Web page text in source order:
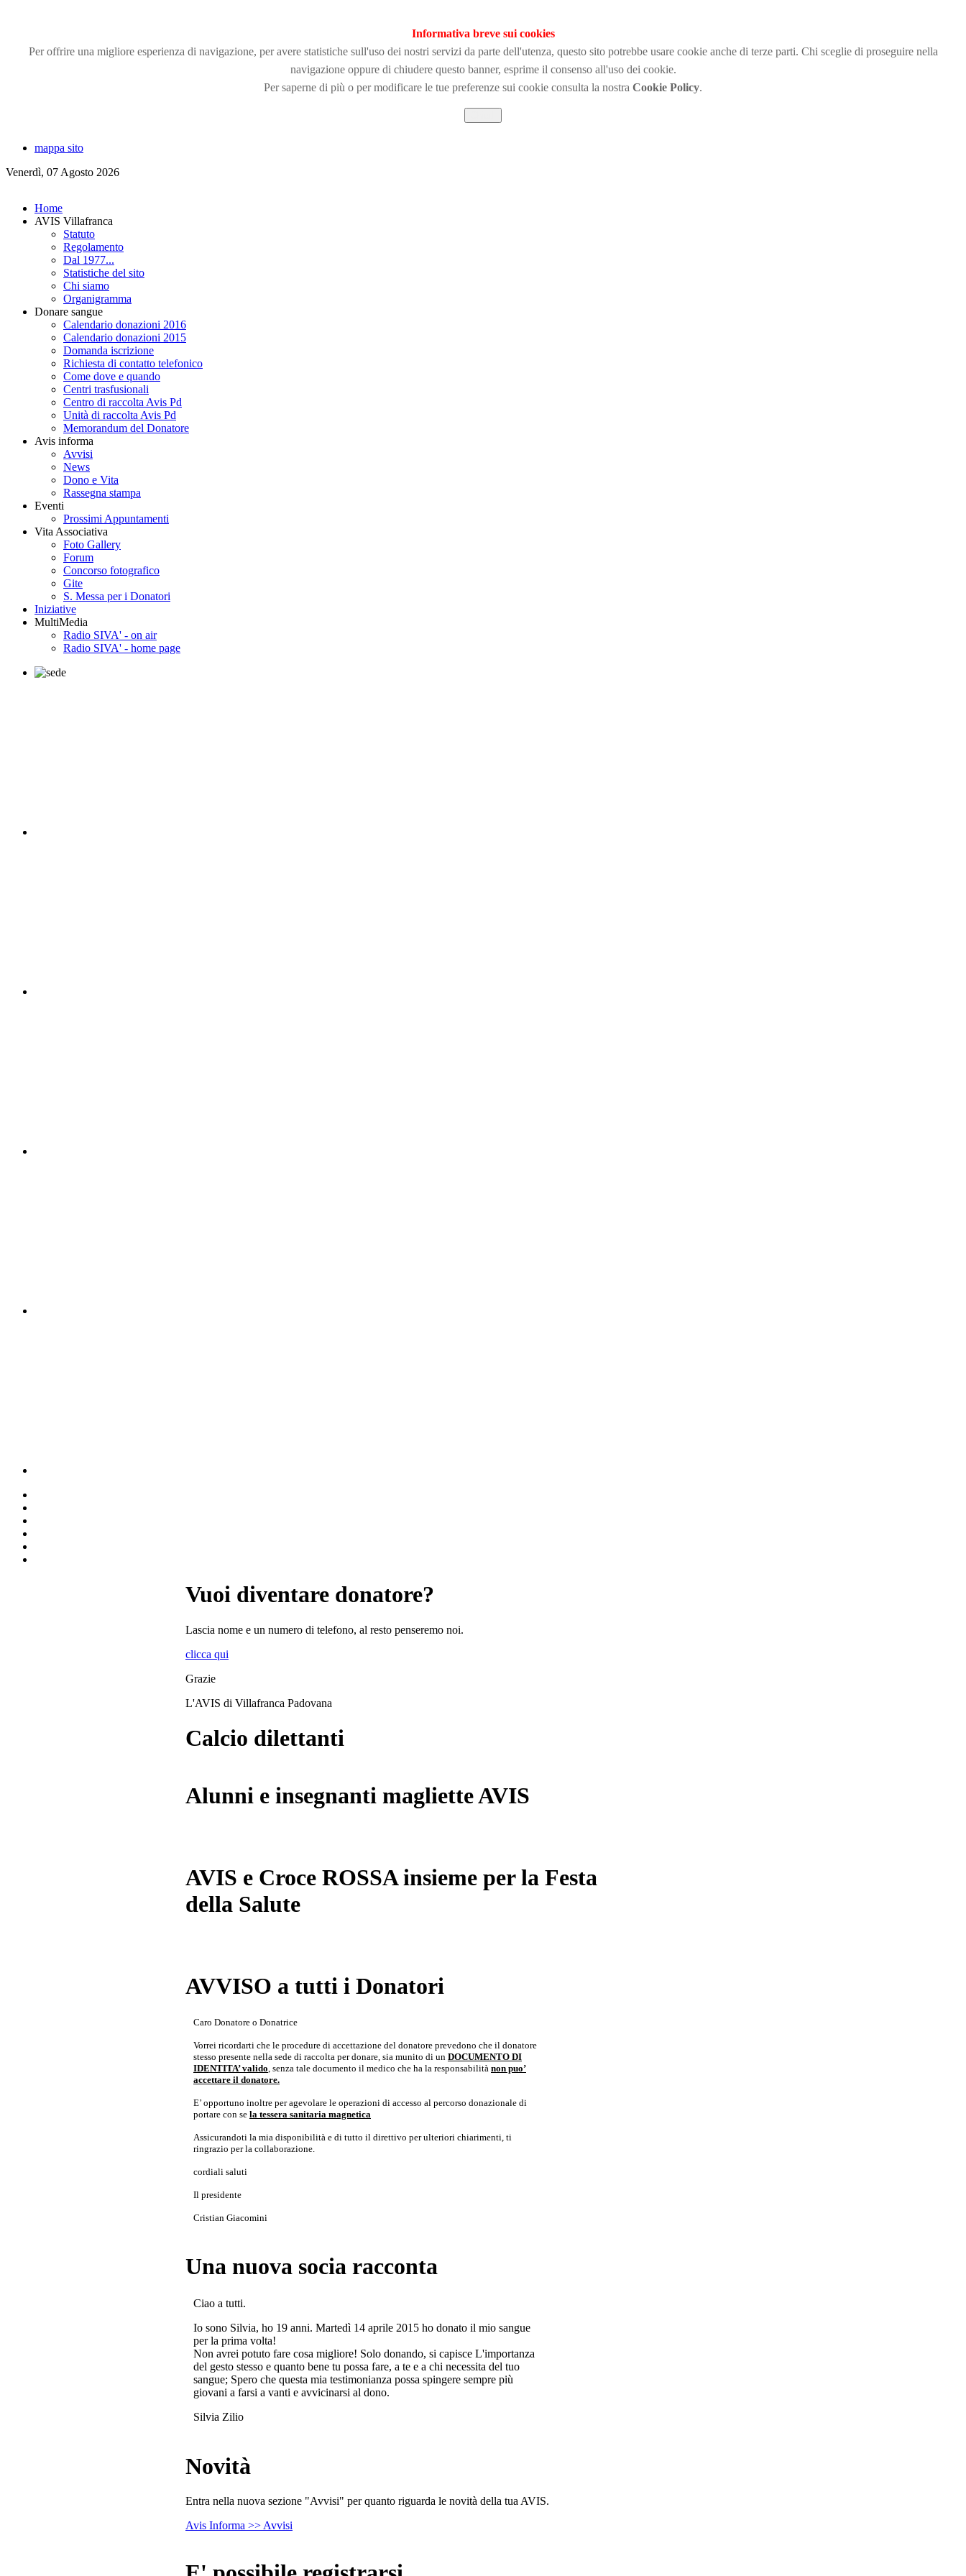
Informativa breve sui cookies
Per offrire una migliore esperienza di navigazione, per avere statistiche sull'uso dei nostri servizi da parte dell'utenza, questo sito potrebbe usare cookie anche di terze parti. Chi sceglie di proseguire nella
navigazione oppure di chiudere questo banner, esprime il consenso all'uso dei cookie.
Per saperne di più o per modificare le tue preferenze sui cookie consulta la nostra Cookie Policy.
mappa sito
Venerdì, 07 Agosto 2026
Home
AVIS Villafranca
Statuto
Regolamento
Dal 1977...
Statistiche del sito
Chi siamo
Organigramma
Donare sangue
Calendario donazioni 2016
Calendario donazioni 2015
Domanda iscrizione
Richiesta di contatto telefonico
Come dove e quando
Centri trasfusionali
Centro di raccolta Avis Pd
Unità di raccolta Avis Pd
Memorandum del Donatore
Avis informa
Avvisi
News
Dono e Vita
Rassegna stampa
Eventi
Prossimi Appuntamenti
Vita Associativa
Foto Gallery
Forum
Concorso fotografico
Gite
S. Messa per i Donatori
Iniziative
MultiMedia
Radio SIVA' - on air
Radio SIVA' - home page
Vuoi diventare donatore?
Lascia nome e un numero di telefono, al resto penseremo noi.
clicca qui
Grazie
L'AVIS di Villafranca Padovana
Calcio dilettanti
Alunni e insegnanti magliette AVIS
AVIS e Croce ROSSA insieme per la Festa
della Salute
AVVISO a tutti i Donatori
Caro Donatore o Donatrice
Vorrei ricordarti che le procedure di accettazione del donatore prevedono che il donatore
stesso presente nella sede di raccolta per donare, sia munito di un DOCUMENTO DI
IDENTITA’ valido, senza tale documento il medico che ha la responsabilità non puo’
accettare il donatore.
E’ opportuno inoltre per agevolare le operazioni di accesso al percorso donazionale di
portare con se la tessera sanitaria magnetica
Assicurandoti la mia disponibilità e di tutto il direttivo per ulteriori chiarimenti, ti
ringrazio per la collaborazione.
cordiali saluti
Il presidente
Cristian Giacomini
Una nuova socia racconta
Ciao a tutti.
Io sono Silvia, ho 19 anni. Martedì 14 aprile 2015 ho donato il mio sangue
per la prima volta!
Non avrei potuto fare cosa migliore! Solo donando, si capisce L'importanza
del gesto stesso e quanto bene tu possa fare, a te e a chi necessita del tuo
sangue; Spero che questa mia testimonianza possa spingere sempre più
giovani a farsi a vanti e avvicinarsi al dono.
Silvia Zilio
Novità
Entra nella nuova sezione "Avvisi" per quanto riguarda le novità della tua AVIS.
Avis Informa >> Avvisi